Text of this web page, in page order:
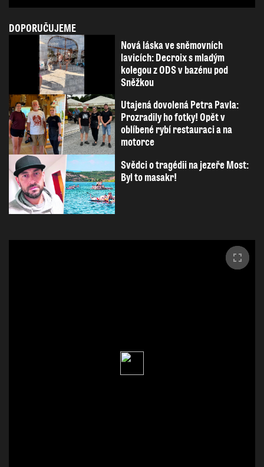
DOPORUČUJEME
Nová láska ve sněmovních
lavicích: Decroix s mladým
kolegou z ODS v bazénu pod
Sněžkou
Utajená dovolená Petra Pavla:
Prozradily ho fotky! Opět v
oblíbené rybí restauraci a na
motorce
Svědci o tragédii na jezeře Most:
Byl to masakr!